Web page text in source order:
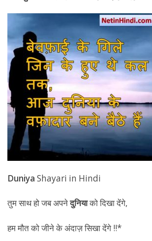
Duniya Shayari in Hindi
तुम साथ हो जब अपनेदुनियाको दिखा देंगे,
हम मौत को जीने के अंदाज़ सिखा देंगे !!*